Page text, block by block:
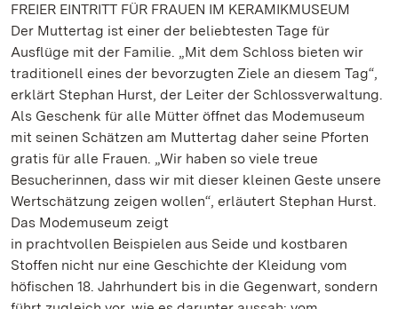
FREIER EINTRITT FÜR FRAUEN IM KERAMIKMUSEUM
Der Muttertag ist einer der beliebtesten Tage für
Ausflüge mit der Familie. „Mit dem Schloss bieten wir
traditionell eines der bevorzugten Ziele an diesem Tag“,
erklärt Stephan Hurst, der Leiter der Schlossverwaltung.
Als Geschenk für alle Mütter öffnet das Modemuseum
mit seinen Schätzen am Muttertag daher seine Pforten
gratis für alle Frauen. „Wir haben so viele treue
Besucherinnen, dass wir mit dieser kleinen Geste unsere
Wertschätzung zeigen wollen“, erläutert Stephan Hurst.
Das Modemuseum zeigt
in prachtvollen Beispielen aus Seide und kostbaren
Stoffen nicht nur eine Geschichte der Kleidung vom
höfischen 18. Jahrhundert bis in die Gegenwart, sondern